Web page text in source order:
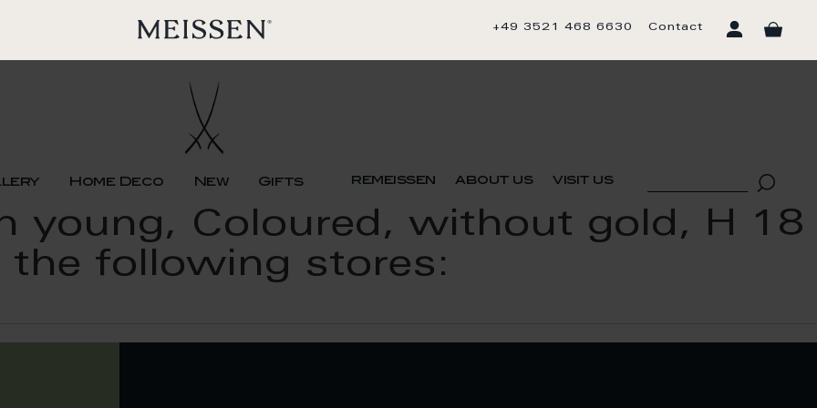
+49 3521 468 6630 Contact
Home Deco New Gifts remeissen about us visit us
young, Coloured, without gold, H 18
the following stores: